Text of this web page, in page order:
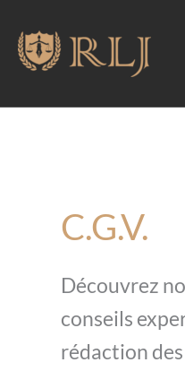
contenu
C.G.V.
Découvrez
conseils
rédaction